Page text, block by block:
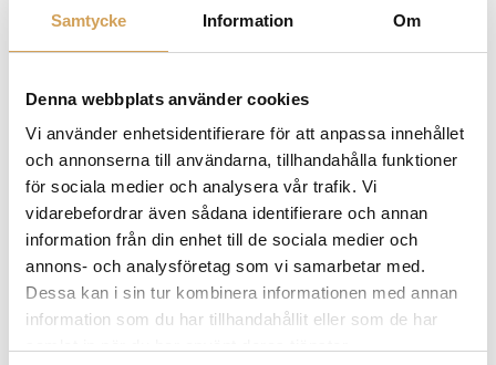
Samtycke Information Om
Denna webbplats använder cookies
Vi använder enhetsidentifierare för att anpassa innehållet
och annonserna till användarna, tillhandahålla funktioner
för sociala medier och analysera vår trafik. Vi
vidarebefordrar även sådana identifierare och annan
information från din enhet till de sociala medier och
annons- och analysföretag som vi samarbetar med.
Dessa kan i sin tur kombinera informationen med annan
information som du har tillhandahållit eller som de har
are the removable microfibre carrier of the cleaning
and vibrations pads, which enable effortless
indicates the cleaning fluid level in the internal tank
and, as an additional precaution, the suction turbine
features overheating protection.
Made from high quality and heavy-duty materials,
the double matrix professional SONIC is designed
for continuous operation, so that traders can clean
complete record collections. And yet it is incredibly